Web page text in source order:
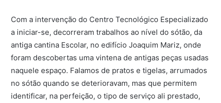
Com a intervenção do Centro Tecnológico Especializado
a iniciar-se, decorreram trabalhos ao nível do sótão, da
antiga cantina Escolar, no edifício Joaquim Mariz, onde
foram descobertas uma vintena de antigas peças usadas
naquele espaço. Falamos de pratos e tigelas, arrumados
no sótão quando se deterioravam, mas que permitem
identificar, na perfeição, o tipo de serviço ali prestado,